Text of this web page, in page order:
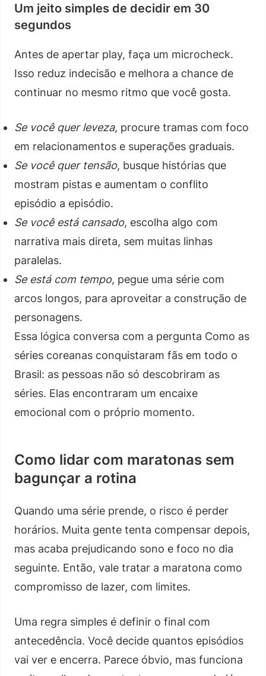
Um jeito simples de decidir em 30
segundos
Antes de apertar play, faça um microcheck.
Isso reduz indecisão e melhora a chance de
continuar no mesmo ritmo que você gosta.
Se você quer leveza, procure tramas com foco
em relacionamentos e superações graduais.
Se você quer tensão, busque histórias que
mostram pistas e aumentam o conflito
episódio a episódio.
Se você está cansado, escolha algo com
narrativa mais direta, sem muitas linhas
paralelas.
Se está com tempo, pegue uma série com
arcos longos, para aproveitar a construção de
personagens.
Essa lógica conversa com a pergunta Como as
séries coreanas conquistaram fãs em todo o
Brasil: as pessoas não só descobriram as
séries. Elas encontraram um encaixe
emocional com o próprio momento.
Como lidar com maratonas sem
bagunçar a rotina
Quando uma série prende, o risco é perder
horários. Muita gente tenta compensar depois,
mas acaba prejudicando sono e foco no dia
seguinte. Então, vale tratar a maratona como
compromisso de lazer, com limites.
Uma regra simples é definir o final com
antecedência. Você decide quantos episódios
vai ver e encerra. Parece óbvio, mas funciona